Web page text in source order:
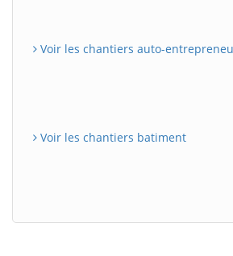
Voir les chantiers auto-
Voir les chantiers batiment